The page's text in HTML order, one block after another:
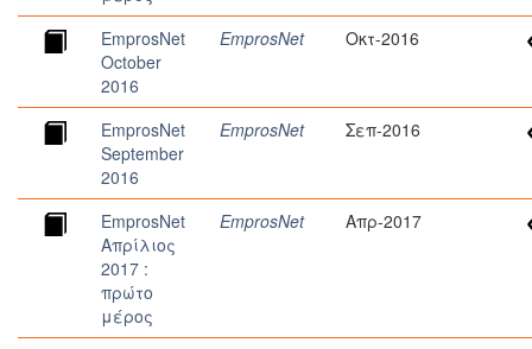
EmprosNet
October
2016
EmprosNet Οκτ-2016
EmprosNet
September
2016
EmprosNet Σεπ-2016
EmprosNet
Απρίλιος
2017 :
πρώτο
μέρος
EmprosNet Απρ-2017